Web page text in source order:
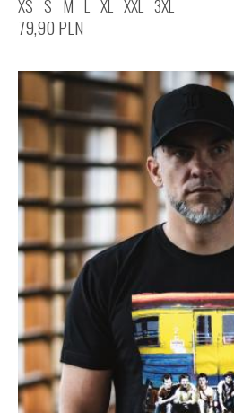
XS S M L XL XXL 3XL
79,90 PLN